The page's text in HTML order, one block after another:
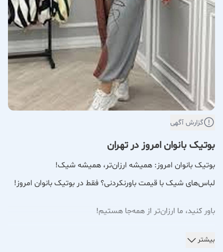
گزارش آگهی
بوتیک بانوان امروز در تهران
بوتیک بانوان امروز: همیشه ارزان‌تر، همیشه شیک!
لباس‌های شیک با قیمت باورنکردنی؟ فقط در بوتیک بانوان امروز!
باور کنید، ما ارزان‌تر از همه‌جا هستیم!
در بوتیک بانوان امروز، می‌توانید با خیال راحت از جدیدترین مدل‌ها
بیشتر